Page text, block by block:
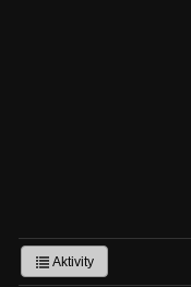
Aktivity